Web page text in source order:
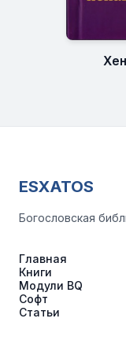
ESXATOS
Богословская
Главная
Книги
Модули BQ
Софт
Статьи